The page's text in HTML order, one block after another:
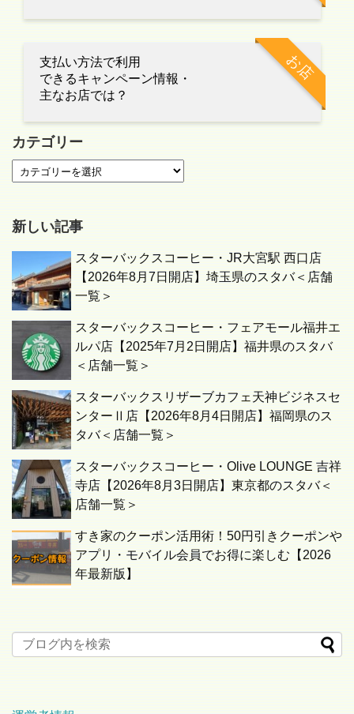
お店
支払い方法で利用
できるキャンペーン情報・
主なお店では？
カテゴリー
新しい記事
スターバックスコーヒー・JR大宮駅 西口店
【2026年8月7日開店】埼玉県のスタバ＜店舗
一覧＞
スターバックスコーヒー・フェアモール福井エ
ルパ店【2025年7月2日開店】福井県のスタバ
＜店舗一覧＞
スターバックスリザーブカフェ天神ビジネスセ
ンターⅡ店【2026年8月4日開店】福岡県のス
タバ＜店舗一覧＞
スターバックスコーヒー・Olive LOUNGE 吉祥
寺店【2026年8月3日開店】東京都のスタバ＜
店舗一覧＞
すき家のクーポン活用術！50円引きクーポンや
アプリ・モバイル会員でお得に楽しむ【2026
年最新版】